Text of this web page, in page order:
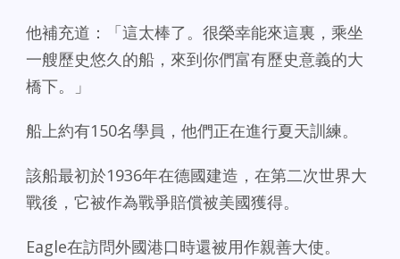
他補充道：「這太棒了。很榮幸能來這裏，乘坐
一艘歷史悠久的船，來到你們富有歷史意義的大
橋下。」
船上約有150名學員，他們正在進行夏天訓練。
該船最初於1936年在德國建造，在第二次世界大
戰後，它被作為戰爭賠償被美國獲得。
Eagle在訪問外國港口時還被用作親善大使。